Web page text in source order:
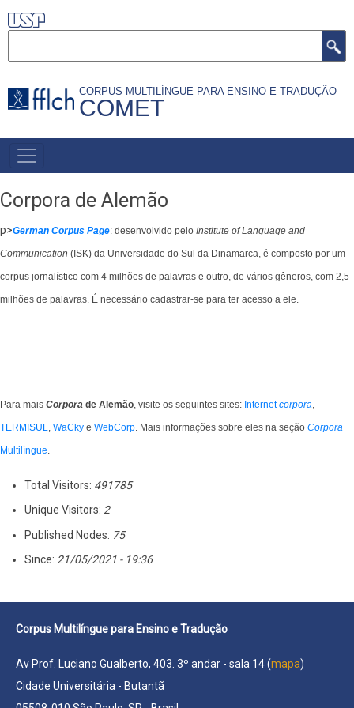
Pular
para
principal
CORPUS MULTILÍNGUE PARA ENSINO E TRADUÇÃO
COMET
NAVEGAÇÃO
PRINCIPAL
Corpora de Alemão
p>German Corpus Page: desenvolvido pelo Institute of Language and
Communication (ISK) da Universidade do Sul da Dinamarca, é composto por um
corpus jornalístico com 4 milhões de palavras e outro, de vários gêneros, com 2,5
milhões de palavras. É necessário cadastrar-se para ter acesso a ele.
Para mais Corpora de Alemão , visite os seguintes sites: Internetcorpora
TERMISUL WaCky e WebCorp . Mais informações sobre eles na seção Corpora
Multilíngue
Total Visitors: 491785
Unique Visitors: 2
Published Nodes: 75
Since: 21/05/2021 - 19:36
Corpus Multilíngue para Ensino e Tradução
Av Prof. Luciano Gualberto, 403. 3º andar - sala 14 (mapa)
Cidade Universitária - Butantã